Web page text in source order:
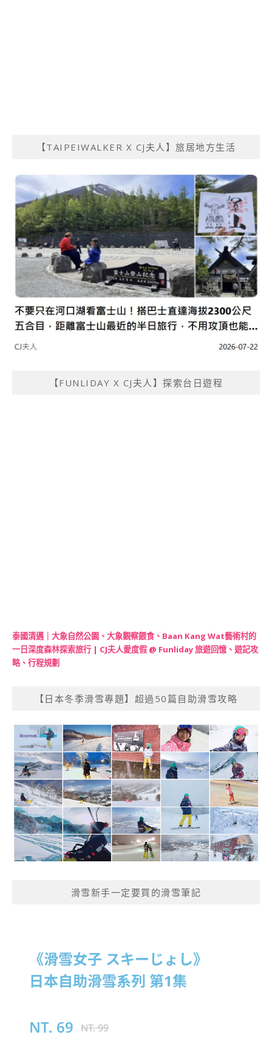
【TAIPEIWALKER X CJ夫人】旅居地方生活
【FUNLIDAY X CJ夫人】探索台日遊程
泰國清邁｜大象自然公園、大象觀察餵食、Baan Kang Wat藝術村的
一日深度森林探索旅行 | CJ夫人愛度假 @ Funliday 旅遊回憶、遊記攻
略、行程規劃
【日本冬季滑雪專題】超過50篇自助滑雪攻略
滑雪新手一定要買的滑雪筆記